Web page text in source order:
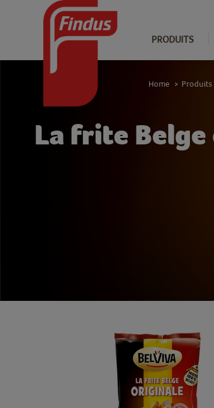
PRODUITS
La frite
Home > Produits